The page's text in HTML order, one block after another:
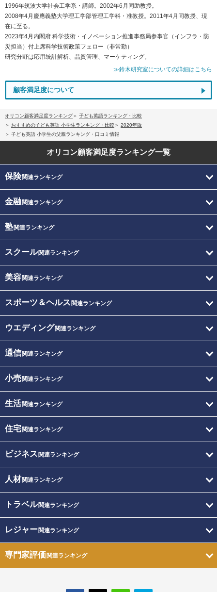
1996年筑波大学社会工学系・講師。2002年6月同助教授。
2008年4月慶應義塾大学理工学部管理工学科・准教授。2011年4月同教授、現
在に至る。
2023年4月内閣府 科学技術・イノベーション推進事務局参事官（インフラ・防
災担当）付上席科学技術政策フェロー（非常勤）
研究分野は応用統計解析、品質管理、マーケティング。
≫鈴木研究室についての詳細はこちら
顧客満足度について
オリコン顧客満足度ランキング
子ども英語ランキング・比較
おすすめの子ども英語 小学生ランキング・比較
2020年版
子ども英語 小学生の父親ランキング・口コミ情報
オリコン顧客満足度ランキング一覧
保険関連ランキング
金融関連ランキング
塾関連ランキング
スクール関連ランキング
美容関連ランキング
スポーツ＆ヘルス 関連ランキング
ウエディング関連ランキング
通信関連ランキング
小売関連ランキング
生活関連ランキング
住宅関連ランキング
ビジネス 関連ランキング
人材関連ランキング
トラベル関連ランキング
レジャー関連ランキング
専門家評価関連ランキング